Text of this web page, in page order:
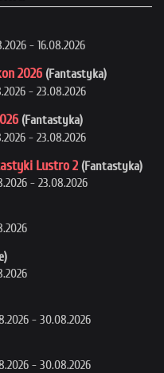
- 16.08.2026
2026 (Fantastyka)
- 23.08.2026
(Fantastyka)
- 23.08.2026
Lustro 2 (Fantastyka)
- 23.08.2026
- 30.08.2026
- 30.08.2026